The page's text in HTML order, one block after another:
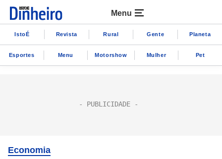
Menu
IstoÉ Revista Rural Gente Planeta
Esportes Menu Motorshow Mulher Pet
Economia